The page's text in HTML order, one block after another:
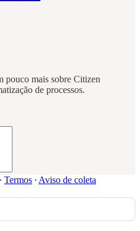
pouco mais sobre Citizen
de processos.
∙ Termos ∙ Aviso de coleta